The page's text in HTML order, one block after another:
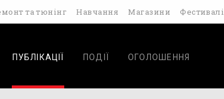
та тюнінг Навчання Магазини Фестивалі
ПУБЛІКАЦІЇ ПОДІЇ ОГОЛОШЕННЯ